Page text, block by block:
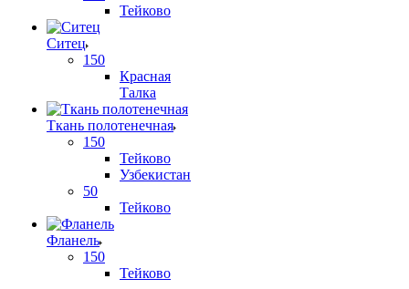
Тейково
Ситец
150
Красная
Талка
Ткань полотенечная
150
Тейково
Узбекистан
50
Тейково
Фланель
150
Тейково